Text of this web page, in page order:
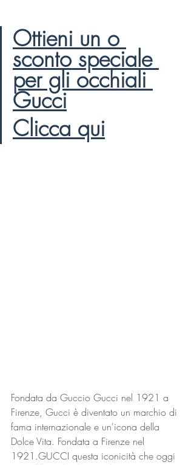
Ottieni un o
sconto speciale
per gli occhiali
Gucci
Clicca qui
Fondata da Guccio Gucci nel 1921 a
Firenze, Gucci è diventato un marchio di
fama internazionale e un'icona della
Dolce Vita. Fondata a Firenze nel
1921.GUCCI questa iconicità che oggi